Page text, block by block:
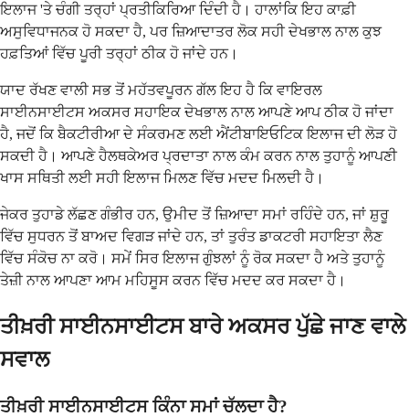
ਇਲਾਜ 'ਤੇ ਚੰਗੀ ਤਰ੍ਹਾਂ ਪ੍ਰਤੀਕਿਰਿਆ ਦਿੰਦੀ ਹੈ। ਹਾਲਾਂਕਿ ਇਹ ਕਾਫ਼ੀ
ਅਸੁਵਿਧਾਜਨਕ ਹੋ ਸਕਦਾ ਹੈ, ਪਰ ਜ਼ਿਆਦਾਤਰ ਲੋਕ ਸਹੀ ਦੇਖਭਾਲ ਨਾਲ ਕੁਝ
ਹਫ਼ਤਿਆਂ ਵਿੱਚ ਪੂਰੀ ਤਰ੍ਹਾਂ ਠੀਕ ਹੋ ਜਾਂਦੇ ਹਨ।
ਯਾਦ ਰੱਖਣ ਵਾਲੀ ਸਭ ਤੋਂ ਮਹੱਤਵਪੂਰਨ ਗੱਲ ਇਹ ਹੈ ਕਿ ਵਾਇਰਲ
ਸਾਈਨਸਾਈਟਸ ਅਕਸਰ ਸਹਾਇਕ ਦੇਖਭਾਲ ਨਾਲ ਆਪਣੇ ਆਪ ਠੀਕ ਹੋ ਜਾਂਦਾ
ਹੈ, ਜਦੋਂ ਕਿ ਬੈਕਟੀਰੀਆ ਦੇ ਸੰਕਰਮਣ ਲਈ ਐਂਟੀਬਾਇਓਟਿਕ ਇਲਾਜ ਦੀ ਲੋੜ ਹੋ
ਸਕਦੀ ਹੈ। ਆਪਣੇ ਹੈਲਥਕੇਅਰ ਪ੍ਰਦਾਤਾ ਨਾਲ ਕੰਮ ਕਰਨ ਨਾਲ ਤੁਹਾਨੂੰ ਆਪਣੀ
ਖਾਸ ਸਥਿਤੀ ਲਈ ਸਹੀ ਇਲਾਜ ਮਿਲਣ ਵਿੱਚ ਮਦਦ ਮਿਲਦੀ ਹੈ।
ਜੇਕਰ ਤੁਹਾਡੇ ਲੱਛਣ ਗੰਭੀਰ ਹਨ, ਉਮੀਦ ਤੋਂ ਜ਼ਿਆਦਾ ਸਮਾਂ ਰਹਿੰਦੇ ਹਨ, ਜਾਂ ਸ਼ੁਰੂ
ਵਿੱਚ ਸੁਧਰਨ ਤੋਂ ਬਾਅਦ ਵਿਗੜ ਜਾਂਦੇ ਹਨ, ਤਾਂ ਤੁਰੰਤ ਡਾਕਟਰੀ ਸਹਾਇਤਾ ਲੈਣ
ਵਿੱਚ ਸੰਕੋਚ ਨਾ ਕਰੋ। ਸਮੇਂ ਸਿਰ ਇਲਾਜ ਗੁੰਝਲਾਂ ਨੂੰ ਰੋਕ ਸਕਦਾ ਹੈ ਅਤੇ ਤੁਹਾਨੂੰ
ਤੇਜ਼ੀ ਨਾਲ ਆਪਣਾ ਆਮ ਮਹਿਸੂਸ ਕਰਨ ਵਿੱਚ ਮਦਦ ਕਰ ਸਕਦਾ ਹੈ।
ਤੀਖ਼ਰੀ ਸਾਈਨਸਾਈਟਸ ਬਾਰੇ ਅਕਸਰ ਪੁੱਛੇ ਜਾਣ ਵਾਲੇ
ਸਵਾਲ
ਤੀਖ਼ਰੀ ਸਾਈਨਸਾਈਟਸ ਕਿੰਨਾ ਸਮਾਂ ਚੱਲਦਾ ਹੈ?